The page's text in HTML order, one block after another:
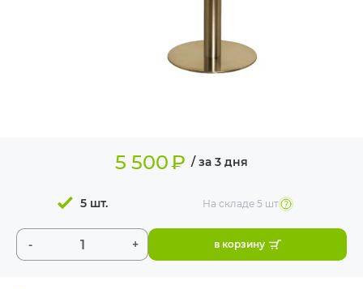
5 500₽ / за 3 дня
- +
5 шт. На складе 5 шт
в корзину